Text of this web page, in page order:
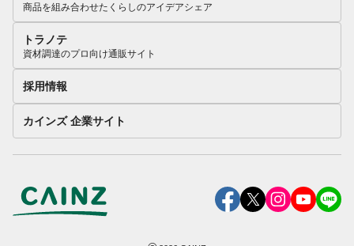
商品を組み合わせたくらしのアイデアシェア
トラノテ
資材調達のプロ向け通販サイト
採用情報
カインズ 企業サイト